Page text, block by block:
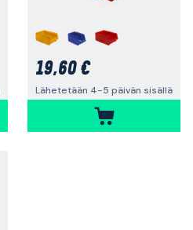
19,60 €
Lähetetään 4-5 päivän sisällä